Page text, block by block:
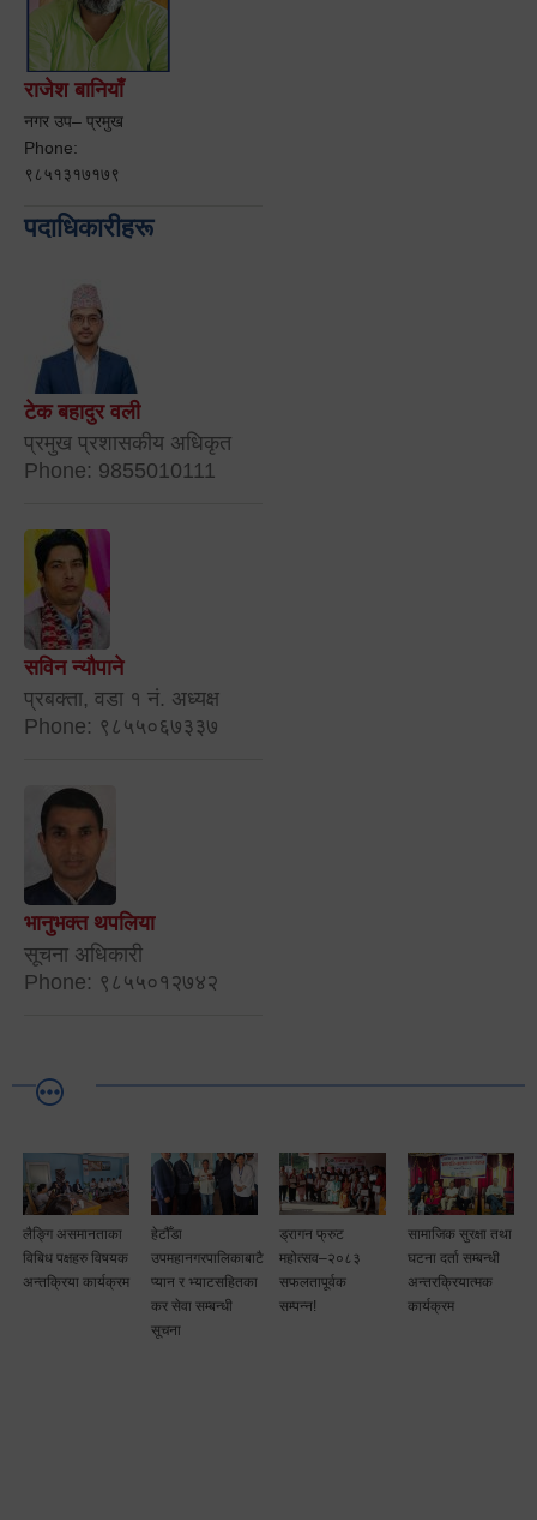
राजेश बानियाँ
नगर उप– प्रमुख
Phone:
९८५१३१७१७९
पदाधिकारीहरू
टेक बहादुर वली
प्रमुख प्रशासकीय अधिकृत
Phone: 9855010111
सविन न्यौपाने
प्रबक्ता, वडा १ नं. अध्यक्ष
Phone: ९८५५०६७३३७
भानुभक्त थपलिया
सूचना अधिकारी
Phone: ९८५५०१२७४२
लैङ्गि असमानताका
विबिध पक्षहरु विषयक
अन्तक्रिया कार्यक्रम
हेटौँडा
उपमहानगरपालिकाबाटै
प्यान र भ्याटसहितका
कर सेवा सम्बन्धी
सूचना
ड्रागन फ्रुट
महोत्सव–२०८३
सफलतापूर्वक
सम्पन्न!
सामाजिक सुरक्षा तथा
घटना दर्ता सम्बन्धी
अन्तरक्रियात्मक
कार्यक्रम